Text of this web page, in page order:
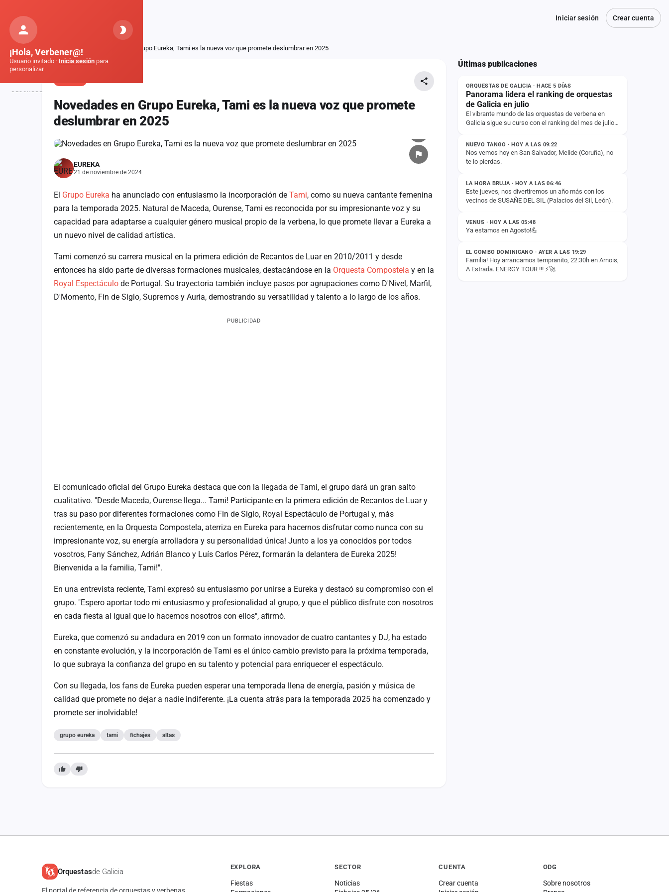
Iniciar sesión Crear cuenta
Inicio Noticias Novedades en Grupo Eureka, Tami es la nueva voz que promete deslumbrar en 2025
Novedades en Grupo Eureka, Tami es la nueva voz que promete
deslumbrar en 2025
EUREKA
21 de noviembre de 2024
El Grupo Eureka ha anunciado con entusiasmo la incorporación de Tami, como su nueva cantante femenina
para la temporada 2025. Natural de Maceda, Ourense, Tami es reconocida por su impresionante voz y su
capacidad para adaptarse a cualquier género musical propio de la verbena, lo que promete llevar a Eureka a
un nuevo nivel de calidad artística.
Tami comenzó su carrera musical en la primera edición de Recantos de Luar en 2010/2011 y desde
entonces ha sido parte de diversas formaciones musicales, destacándose en la Orquesta Compostela y en la
Royal Espectáculo de Portugal. Su trayectoria también incluye pasos por agrupaciones como D'Nivel, Marfil,
D'Momento, Fin de Siglo, Supremos y Auria, demostrando su versatilidad y talento a lo largo de los años.
PUBLICIDAD
El comunicado oficial del Grupo Eureka destaca que con la llegada de Tami, el grupo dará un gran salto
cualitativo. "Desde Maceda, Ourense llega... Tami! Participante en la primera edición de Recantos de Luar y
tras su paso por diferentes formaciones como Fin de Siglo, Royal Espectáculo de Portugal y, más
recientemente, en la Orquesta Compostela, aterriza en Eureka para hacernos disfrutar como nunca con su
impresionante voz, su energía arrolladora y su personalidad única! Junto a los ya conocidos por todos
vosotros, Fany Sánchez, Adrián Blanco y Luís Carlos Pérez, formarán la delantera de Eureka 2025!
Bienvenida a la familia, Tami!".
En una entrevista reciente, Tami expresó su entusiasmo por unirse a Eureka y destacó su compromiso con el
grupo. "Espero aportar todo mi entusiasmo y profesionalidad al grupo, y que el público disfrute con nosotros
en cada fiesta al igual que lo hacemos nosotros con ellos", afirmó.
Eureka, que comenzó su andadura en 2019 con un formato innovador de cuatro cantantes y DJ, ha estado
en constante evolución, y la incorporación de Tami es el único cambio previsto para la próxima temporada,
lo que subraya la confianza del grupo en su talento y potencial para enriquecer el espectáculo.
Con su llegada, los fans de Eureka pueden esperar una temporada llena de energía, pasión y música de
calidad que promete no dejar a nadie indiferente. ¡La cuenta atrás para la temporada 2025 ha comenzado y
promete ser inolvidable!
grupo eureka tami fichajes altas
Últimas publicaciones
NOTICIA
ORQUESTAS DE GALICIA · HACE 5 DÍAS
Panorama lidera el ranking de orquestas
de Galicia en julio
El vibrante mundo de las orquestas de verbena en
Galicia sigue su curso con el ranking del mes de julio,
ESTADO
NUEVO TANGO · HOY A LAS 09:22
Nos vemos hoy en San Salvador, Melide (Coruña), no
te lo pierdas.
ESTADO
LA HORA BRUJA · HOY A LAS 06:46
Este jueves, nos divertiremos un año más con los
vecinos de SUSAÑE DEL SIL (Palacios del Sil, León).
ESTADO
VENUS · HOY A LAS 05:48
Ya estamos en Agosto!💪
ESTADO
EL COMBO DOMINICANO · AYER A LAS 19:29
Familia! Hoy arrancamos tempranito, 22:30h en Arnois,
A Estrada. ENERGY TOUR !!! ⚡️🚀
Orquestasde Galicia EXPLORA
Fiestas
SECTOR
Noticias
CUENTA
Crear cuenta
ODG
Sobre nosotros
¡Hola, Verbener@!
Usuario invitado · Inicia sesión para
personalizar
DESCUBRE
Mapa de fiestas
Componentes